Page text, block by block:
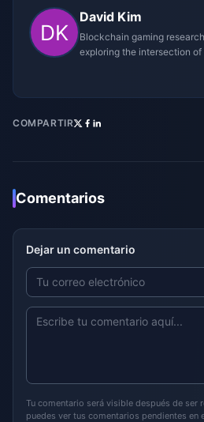
David Kim
Blockchain gaming
exploring the intersection
COMPARTIR
Comentarios
Dejar un comentario
Tu comentario será visible después de ser
puedes ver tus comentarios pendientes en